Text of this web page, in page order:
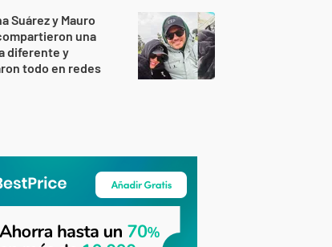
Suárez y Mauro
una
diferente y
todo en redes